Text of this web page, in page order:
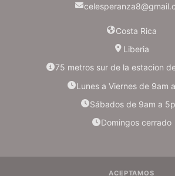
Costa Rica
Liberia
75 metros sur de la estacion
Lunes a Viernes de 9am
Sábados de 9am a
Domingos cerrado
ACEPTAMOS